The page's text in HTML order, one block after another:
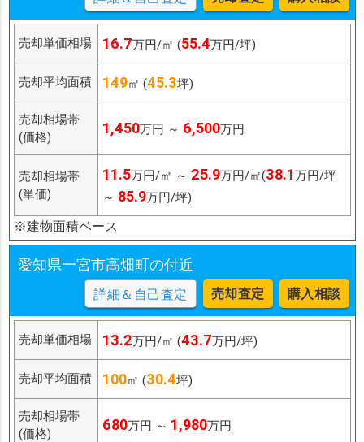
売却単価相場 16.7万円/㎡ (55.4万円/坪)
売却平均面積 149㎡ (45.3坪)
売却相場帯
(価格)
1,450万円 ～ 6,500万円
売却相場帯
(単価)
11.5万円/㎡ ～ 25.9万円/㎡(38.1万円/坪
～ 85.9万円/坪)
※建物面積ベース
愛知県一宮市高畑町の付近
詳細＆自己査定 売却査定 購入相談
売却単価相場 13.2万円/㎡ (43.7万円/坪)
売却平均面積 100㎡ (30.4坪)
売却相場帯
(価格)
680万円 ～ 1,980万円